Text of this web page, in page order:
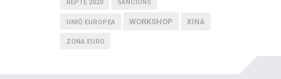
REPTE 2020 SANCIONS
UNIÓ EUROPEA WORKSHOP XINA
ZONA EURO